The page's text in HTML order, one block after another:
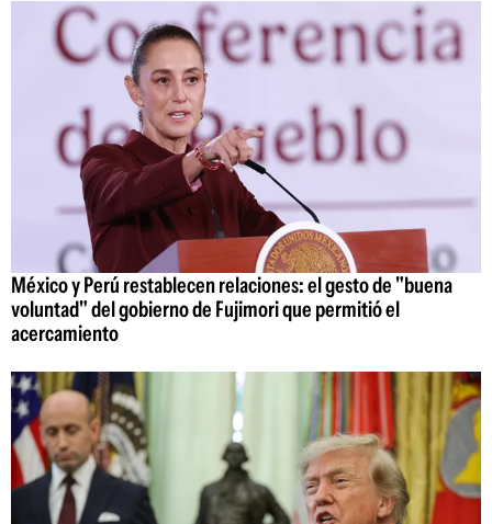
México y Perú restablecen relaciones: el gesto de "buena
voluntad" del gobierno de Fujimori que permitió el
acercamiento